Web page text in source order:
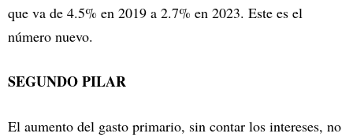
que va de 4.5% en 2019 a 2.7% en 2023. Este es el
número nuevo.
SEGUNDO PILAR
El aumento del gasto primario, sin contar los intereses, no